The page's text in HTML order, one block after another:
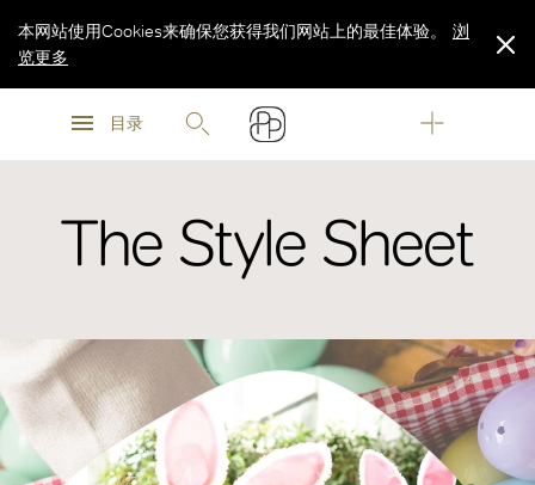
浏
目录
本网站使用Cookies来确保您获得我们网站上的最佳体验。
浏
览更多
The Style Sheet